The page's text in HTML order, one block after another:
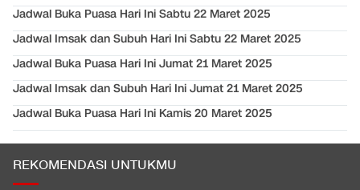
Jadwal Buka Puasa Hari Ini Sabtu 22 Maret 2025
Jadwal Imsak dan Subuh Hari Ini Sabtu 22 Maret 2025
Jadwal Buka Puasa Hari Ini Jumat 21 Maret 2025
Jadwal Imsak dan Subuh Hari Ini Jumat 21 Maret 2025
Jadwal Buka Puasa Hari Ini Kamis 20 Maret 2025
REKOMENDASI UNTUKMU